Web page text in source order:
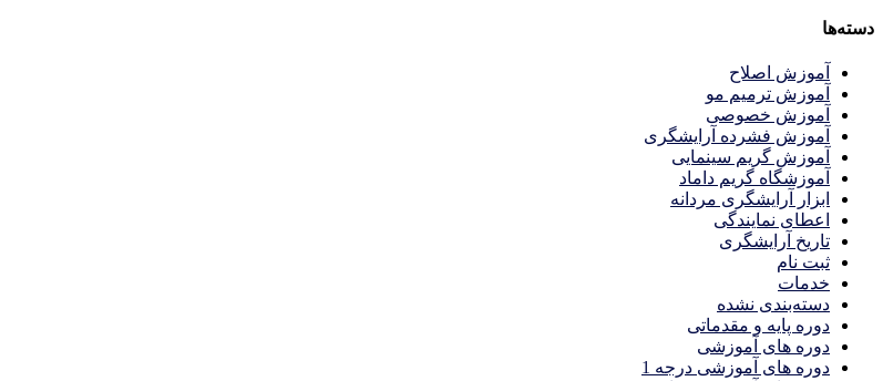
دسته‌ها
آموزش اصلاح
آموزش ترمیم مو
آموزش خصوصی
آموزش فشرده آرایشگری
آموزش گریم سینمایی
آموزشگاه گریم داماد
ابزار آرایشگری مردانه
اعطای نمایندگی
تاریخ آرایشگری
ثبت نام
خدمات
دسته‌بندی نشده
دوره پایه و مقدماتی
دوره های آموزشی
دوره های آموزشی درجه 1